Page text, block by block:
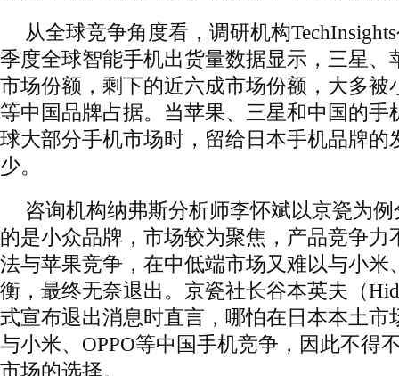
从全球竞争角度看，调研机构
季度全球智能手机出货量数据显示，三星、
市场份额，剩下的近六成市场份额，大多被
等中国品牌占据。当苹果、三星和中国的手
球大部分手机市场时，留给日本手机品牌的
少。
咨询机构纳弗斯分析师李怀斌以京瓷为
的是小众品牌，市场较为聚焦，产品竞争力
法与苹果竞争，在中低端市场又难以与小米
衡，最终无奈退出。京瓷社长谷本英夫（
式宣布退出消息时直言，哪怕在日本本土市
与小米、OPPO等中国手机竞争，因此不得
市场的选择。